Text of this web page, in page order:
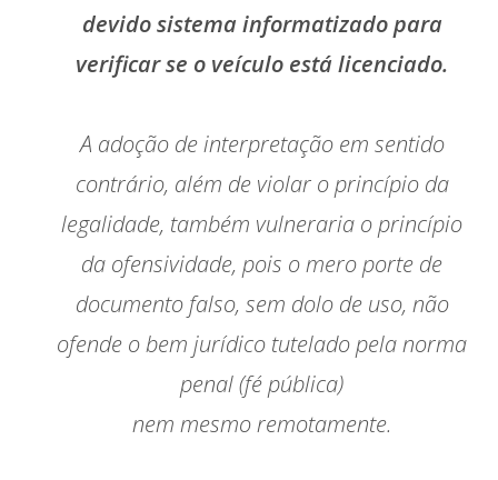
devido sistema informatizado para
verificar se o veículo está licenciado.
A adoção de interpretação em sentido
contrário, além de violar o princípio da
legalidade, também vulneraria o princípio
da ofensividade, pois o mero porte de
documento falso, sem dolo de uso, não
ofende o bem jurídico tutelado pela norma
penal (fé pública)
nem mesmo remotamente.